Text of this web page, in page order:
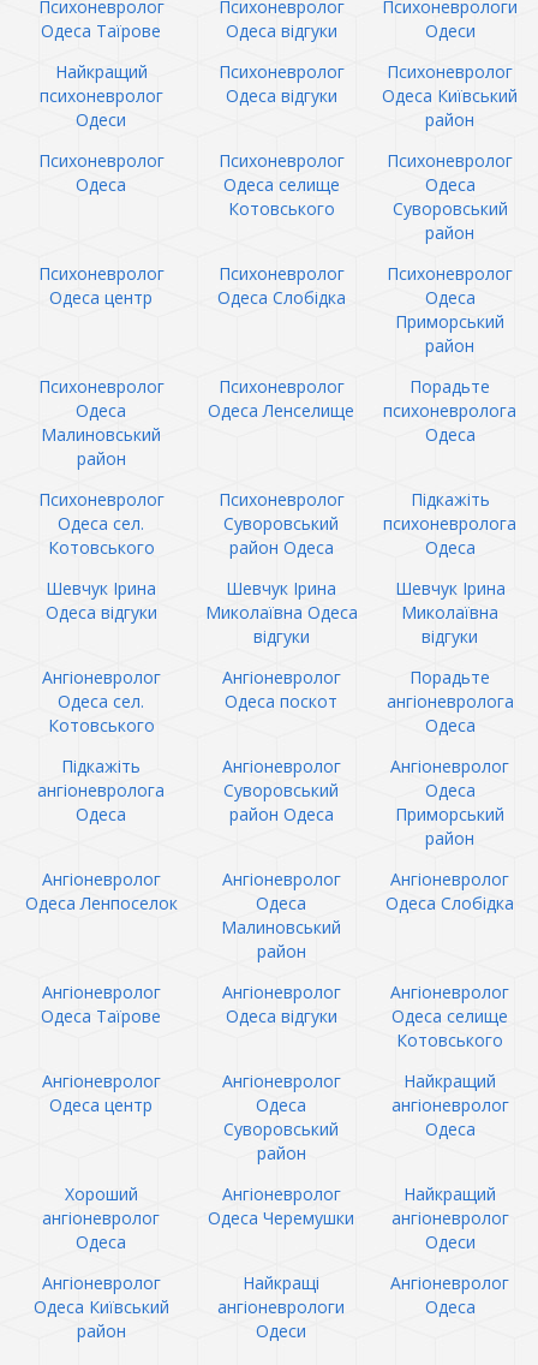
Психоневролог
Одеса Таїрове
Психоневролог
Одеса відгуки
Психоневрологи
Одеси
Найкращий
психоневролог
Одеси
Психоневролог
Одеса відгуки
Психоневролог
Одеса Київський
район
Психоневролог
Одеса
Психоневролог
Одеса селище
Котовського
Психоневролог
Одеса
Суворовський
район
Психоневролог
Одеса центр
Психоневролог
Одеса Слобідка
Психоневролог
Одеса
Приморський
район
Психоневролог
Одеса
Малиновський
район
Психоневролог
Одеса Ленселище
Порадьте
психоневролога
Одеса
Психоневролог
Одеса сел.
Котовського
Психоневролог
Суворовський
район Одеса
Підкажіть
психоневролога
Одеса
Шевчук Ірина
Одеса відгуки
Шевчук Ірина
Миколаївна Одеса
відгуки
Шевчук Ірина
Миколаївна
відгуки
Ангіоневролог
Одеса сел.
Котовського
Ангіоневролог
Одеса поскот
Порадьте
ангіоневролога
Одеса
Підкажіть
ангіоневролога
Одеса
Ангіоневролог
Суворовський
район Одеса
Ангіоневролог
Одеса
Приморський
район
Ангіоневролог
Одеса Ленпоселок
Ангіоневролог
Одеса
Малиновський
район
Ангіоневролог
Одеса Слобідка
Ангіоневролог
Одеса Таїрове
Ангіоневролог
Одеса відгуки
Ангіоневролог
Одеса селище
Котовського
Ангіоневролог
Одеса центр
Ангіоневролог
Одеса
Суворовський
район
Найкращий
ангіоневролог
Одеса
Хороший
ангіоневролог
Одеса
Ангіоневролог
Одеса Черемушки
Найкращий
ангіоневролог
Одеси
Ангіоневролог
Одеса Київський
район
Найкращі
ангіоневрологи
Одеси
Ангіоневролог
Одеса